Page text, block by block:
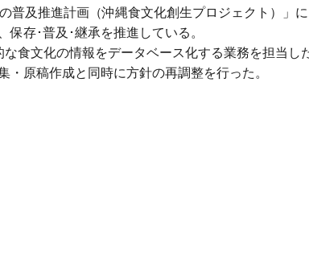
普及推進計画（沖縄食文化創生プロジェクト）」
存･普及･継承を推進している。
食文化の情報をデータベース化する業務を担当し
原稿作成と同時に方針の再調整を行った。